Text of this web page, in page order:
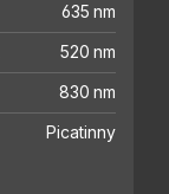
635 nm
520 nm
830 nm
Picatinny